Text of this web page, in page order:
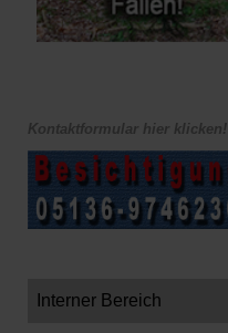
Kontaktformular hier klicken!
Interner Bereich